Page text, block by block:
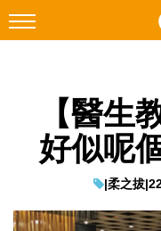
Facebook
科技焦點
遊戲動漫
【醫生
好似呢
|柔之拔|